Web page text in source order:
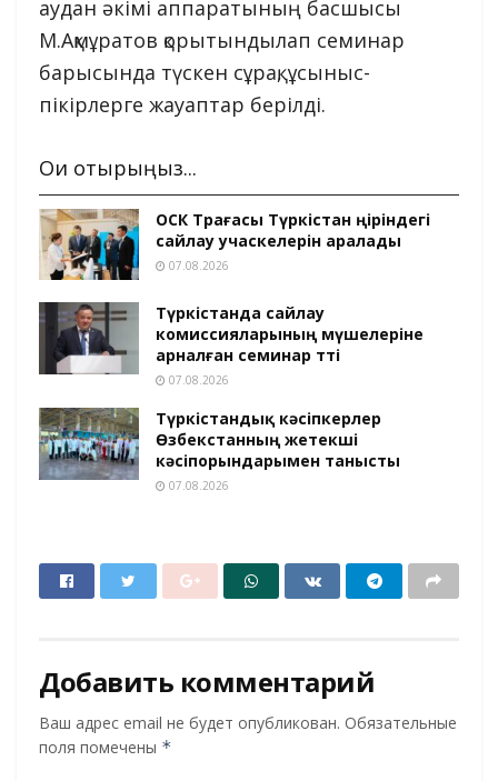
аудан әкімі аппаратының басшысы
М.Ақмұратов қорытындылап семинар
барысында түскен сұрақ, ұсыныс-
пікірлерге жауаптар берілді.
Оқи отырыңыз...
ОСК Төрағасы Түркістан өңіріндегі
сайлау учаскелерін аралады
07.08.2026
Түркістанда сайлау
комиссияларының мүшелеріне
арналған семинар өтті
07.08.2026
Түркістандық кәсіпкерлер
Өзбекстанның жетекші
кәсіпорындарымен танысты
07.08.2026
Добавить комментарий
Ваш адрес email не будет опубликован. Обязательные
поля помечены *